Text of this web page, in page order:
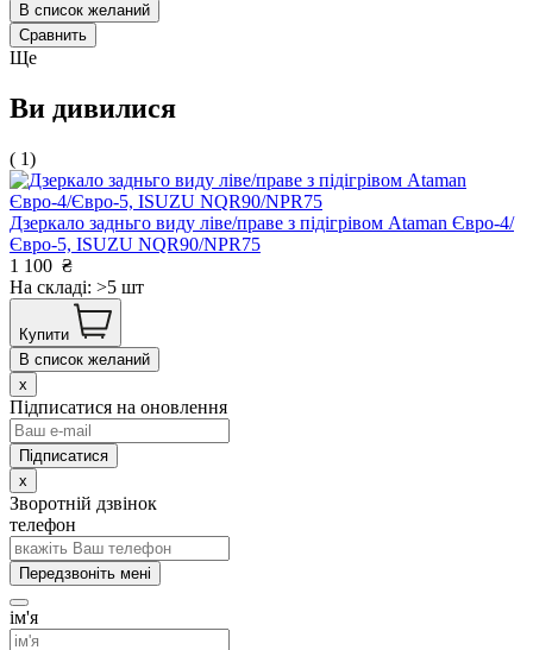
В список желаний
Сравнить
Ще
Ви дивилися
( 1)
Дзеркало задньго виду ліве/праве з підігрівом Ataman Євро-4/
Євро-5, ISUZU NQR90/NPR75
1 100 ₴
На складі: >5 шт
Купити
В список желаний
x
Підписатися на оновлення
x
Зворотній дзвінок
телефон
Передзвоніть мені
ім'я